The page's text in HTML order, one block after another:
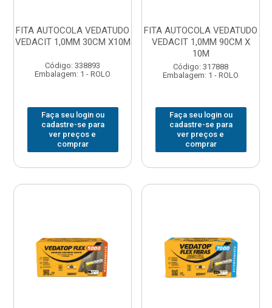
FITA AUTOCOLA VEDATUDO
VEDACIT 1,0MM 30CM X10M
Código: 338893
Embalagem: 1 - ROLO
Faça seu login ou
cadastre-se para
ver preços e
comprar
FITA AUTOCOLA VEDATUDO
VEDACIT 1,0MM 90CM X
10M
Código: 317888
Embalagem: 1 - ROLO
Faça seu login ou
cadastre-se para
ver preços e
comprar